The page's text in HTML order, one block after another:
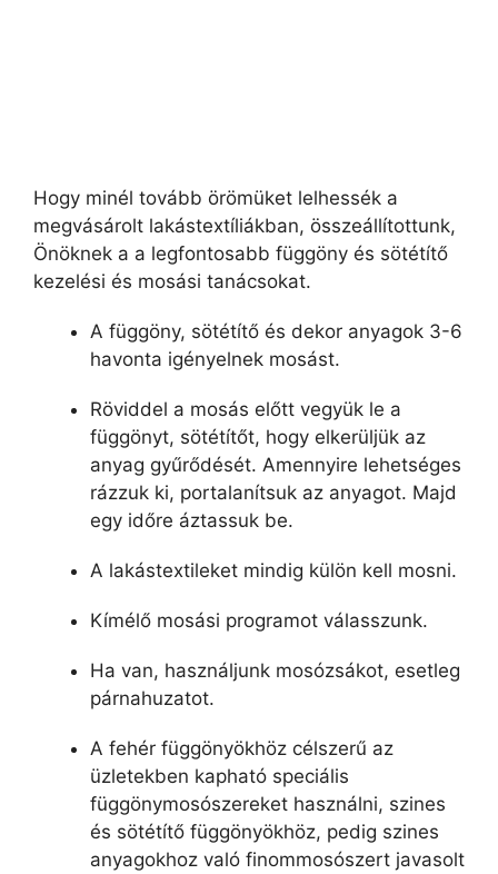
Hogy minél tovább örömüket lelhessék a
megvásárolt lakástextíliákban, összeállítottunk,
Önöknek a a legfontosabb függöny és sötétítő
kezelési és mosási tanácsokat.
A függöny, sötétítő és dekor anyagok 3-6
havonta igényelnek mosást.
Röviddel a mosás előtt vegyük le a
függönyt, sötétítőt, hogy elkerüljük az
anyag gyűrődését. Amennyire lehetséges
rázzuk ki, portalanítsuk az anyagot. Majd
egy időre áztassuk be.
A lakástextileket mindig külön kell mosni.
Kímélő mosási programot válasszunk.
Ha van, használjunk mosózsákot, esetleg
párnahuzatot.
A fehér függönyökhöz célszerű az
üzletekben kapható speciális
függönymosószereket használni, szines
és sötétítő függönyökhöz, pedig szines
anyagokhoz való finommosószert javasolt